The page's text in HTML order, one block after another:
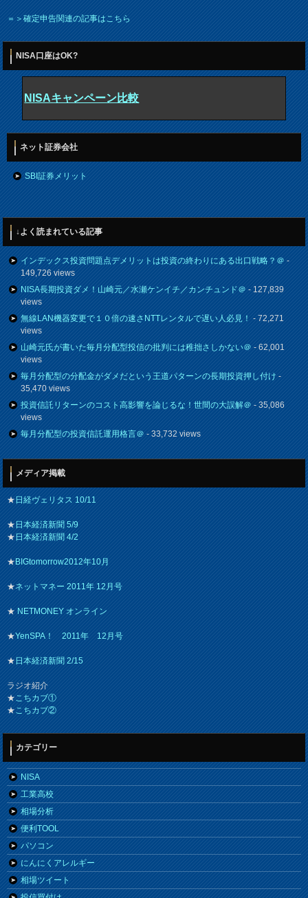
＝＞確定申告関連の記事はこちら
NISA口座はOK?
NISAキャンペーン比較
ネット証券会社
SBI証券メリット
↓よく読まれている記事
インデックス投資問題点デメリットは投資の終わりにある出口戦略？＠-
149,726 views
NISA長期投資ダメ！山崎元／水瀬ケンイチ／カンチュンド＠- 127,839
views
無線LAN機器変更で１０倍の速さNTTレンタルで遅い人必見！- 72,271
views
山崎元氏が書いた毎月分配型投信の批判には稚拙さしかない＠- 62,001
views
毎月分配型の分配金がダメだという王道パターンの長期投資押し付け-
35,470 views
投資信託リターンのコスト高影響を論じるな！世間の大誤解＠- 35,086
views
毎月分配型の投資信託運用格言＠- 33,732 views
メディア掲載
★日経ヴェリタス 10/11
★日本経済新聞 5/9
★日本経済新聞 4/2
★BIGtomorrow2012年10月
★ネットマネー 2011年 12月号
★NETMONEY オンライン
★YenSPA！ 2011年 12月号
★日本経済新聞 2/15
ラジオ紹介
★こちカブ①
★こちカブ②
カテゴリー
NISA
工業高校
相場分析
便利TOOL
パソコン
にんにくアレルギー
相場ツイート